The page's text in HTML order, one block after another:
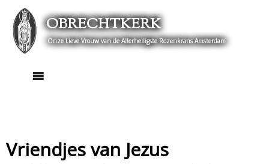
content
OBRECHTKERK
Onze Lieve Vrouw van de Allerheiligste Rozenkrans Amsterdam
Vriendjes van Jezus